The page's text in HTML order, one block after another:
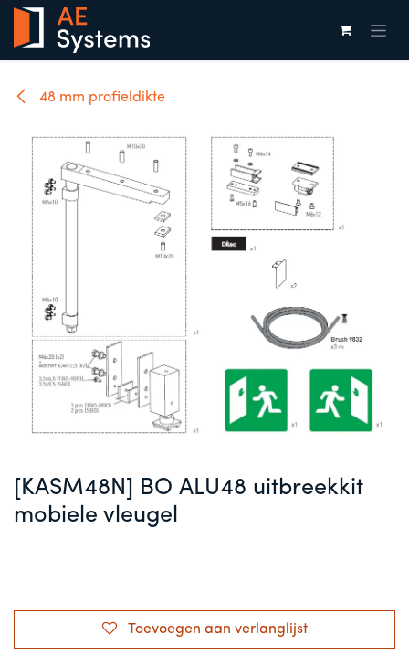
Overslaan naar inhoud
48 mm profieldikte
[KASM48N] BO ALU48 uitbreekkit
mobiele vleugel
Toevoegen aan verlanglijst